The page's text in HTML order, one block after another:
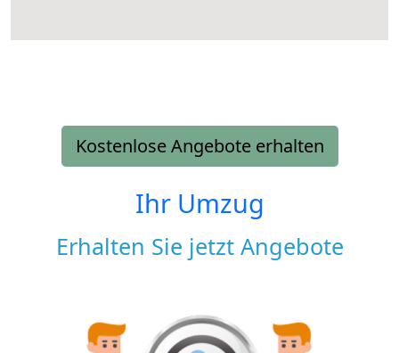
Kostenlose Angebote erhalten
Ihr Umzug
Erhalten Sie jetzt Angebote